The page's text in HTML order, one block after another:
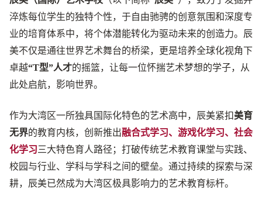
淬炼每位学生的独特个性，于自由驰骋的创意氛围和深度专
业的培育体系中，将个体潜能转化为驱动未来的创造力。辰
美不仅是通往世界艺术舞台的桥梁，更是培养全球化视角下
卓越“T型”人才的摇篮，让每一位怀揣艺术梦想的学子，从
此处启航，影响世界。
作为大湾区一所独具国际化特色的艺术高中，辰美紧扣 美育
无界的教育内核，创新推出融合式学习、游戏化学习、社会
化学习三大特色育人路径；打破传统艺术教育课堂与实践、
校园与行业、学科与学科之间的壁垒。通过持续的探索与深
耕，辰美已然成为大湾区极具影响力的艺术教育标杆。